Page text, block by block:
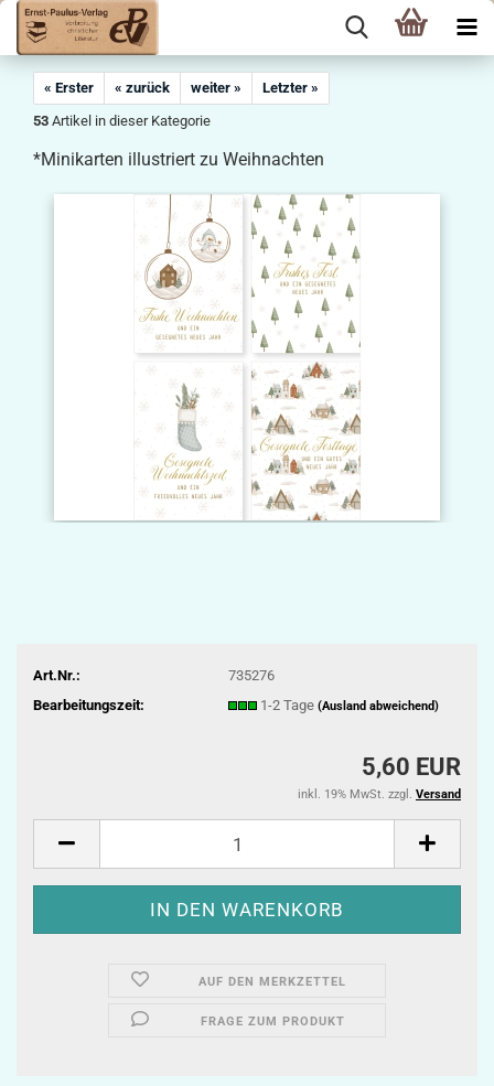
« Erster « zurück weiter »
Letzter »
53 Artikel in dieser Kategorie
*Minikarten illustriert zu Weihnachten
Art.Nr.:
735276
Bearbeitungszeit:
1-2 Tage (Ausland abweichend)
5,60 EUR
inkl. 19% MwSt. zzgl. Versand
AUF DEN MERKZETTEL
FRAGE ZUM PRODUKT